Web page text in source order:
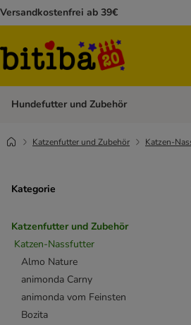
Versandkostenfrei ab 39€
Hundefutter und Zubehör
Katzenfutter und Zubehör Katzen-
Kategorie
Katzenfutter und Zubehör
Katzen-Nassfutter
Almo Nature
animonda Carny
animonda vom Feinsten
Bozita